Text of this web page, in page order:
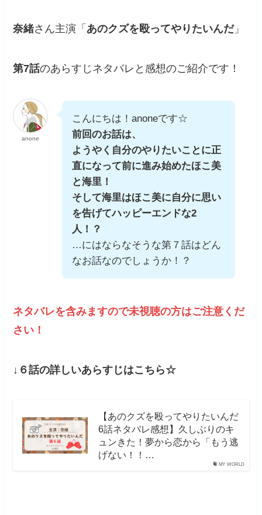
奈緒さん主演「 あのクズを殴ってやりたいんだ」
第7話のあらすじネタバレと感想のご紹介です！
anone
こんにちは！anoneです☆
前回のお話は、
ようやく自分のやりたいことに正
直になって前に進み始めたほこ美
と海里！
そして海里はほこ美に自分に思い
を告げてハッピーエンドな2
人！？
…にはならなそうな第７話はどん
なお話なのでしょうか！？
ネタバレを含みますので未視聴の方はご注意くだ
さい！
↓６話の詳しいあらすじはこちら☆
MY WORLD
【あのクズを殴ってやりたいんだ
6話ネタバレ感想】久しぶりのキ
ュンきた！夢から恋から「もう逃
げない！！…